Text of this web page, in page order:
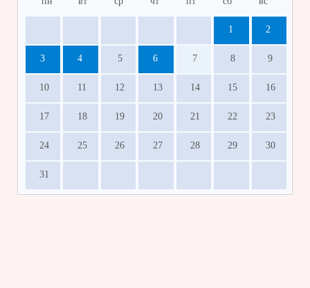
1 2
3 4 5 6 7 8 9
10 11 12 13 14 15 16
17 18 19 20 21 22 23
24 25 26 27 28 29 30
31